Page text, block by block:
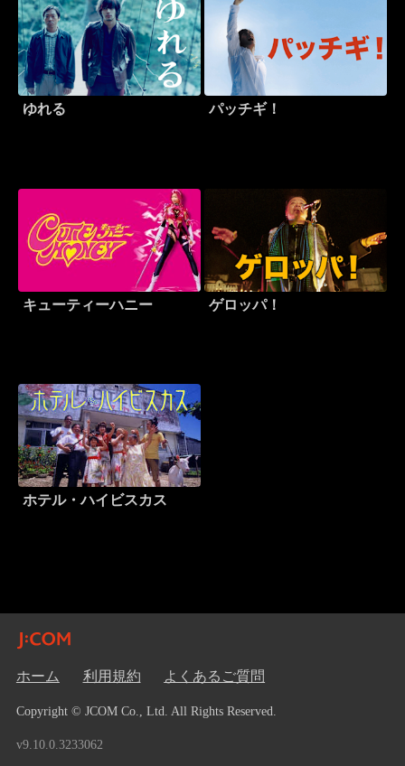
ゆれる パッチギ！
キューティーハニー ゲロッパ！
ホテル・ハイビスカス
ホーム 利用規約 よくあるご質問
Copyright © JCOM Co., Ltd. All Rights Reserved.
v9.10.0.3233062